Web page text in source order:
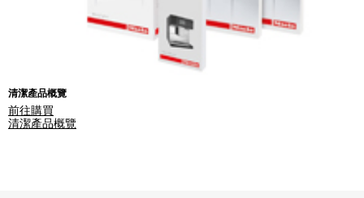
清潔產品概覽
前往購買
清潔產品概覽